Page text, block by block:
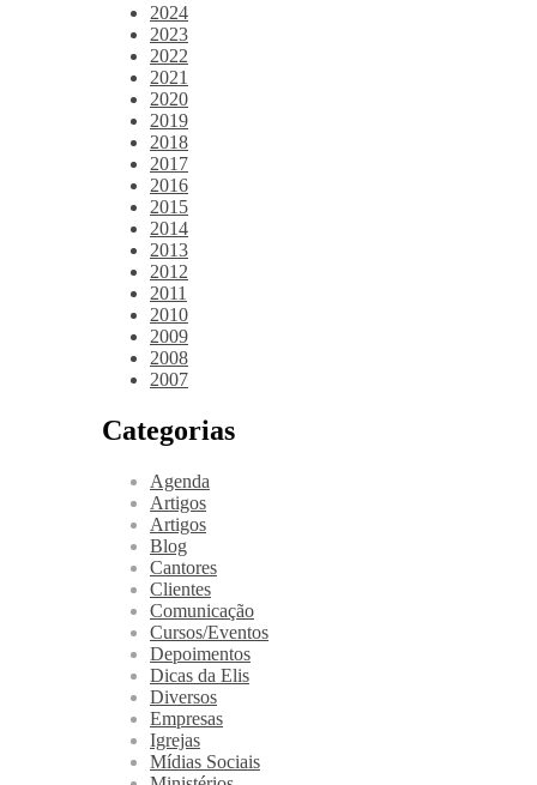
2024
2023
2022
2021
2020
2019
2018
2017
2016
2015
2014
2013
2012
2011
2010
2009
2008
2007
Categorias
Agenda
Artigos
Artigos
Blog
Cantores
Clientes
Comunicação
Cursos/Eventos
Depoimentos
Dicas da Elis
Diversos
Empresas
Igrejas
Mídias Sociais